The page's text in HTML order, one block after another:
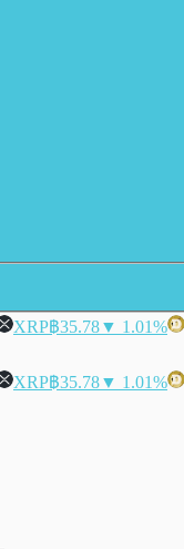
XRP฿35.78▼ 1.01%
XRP฿35.78▼ 1.01%